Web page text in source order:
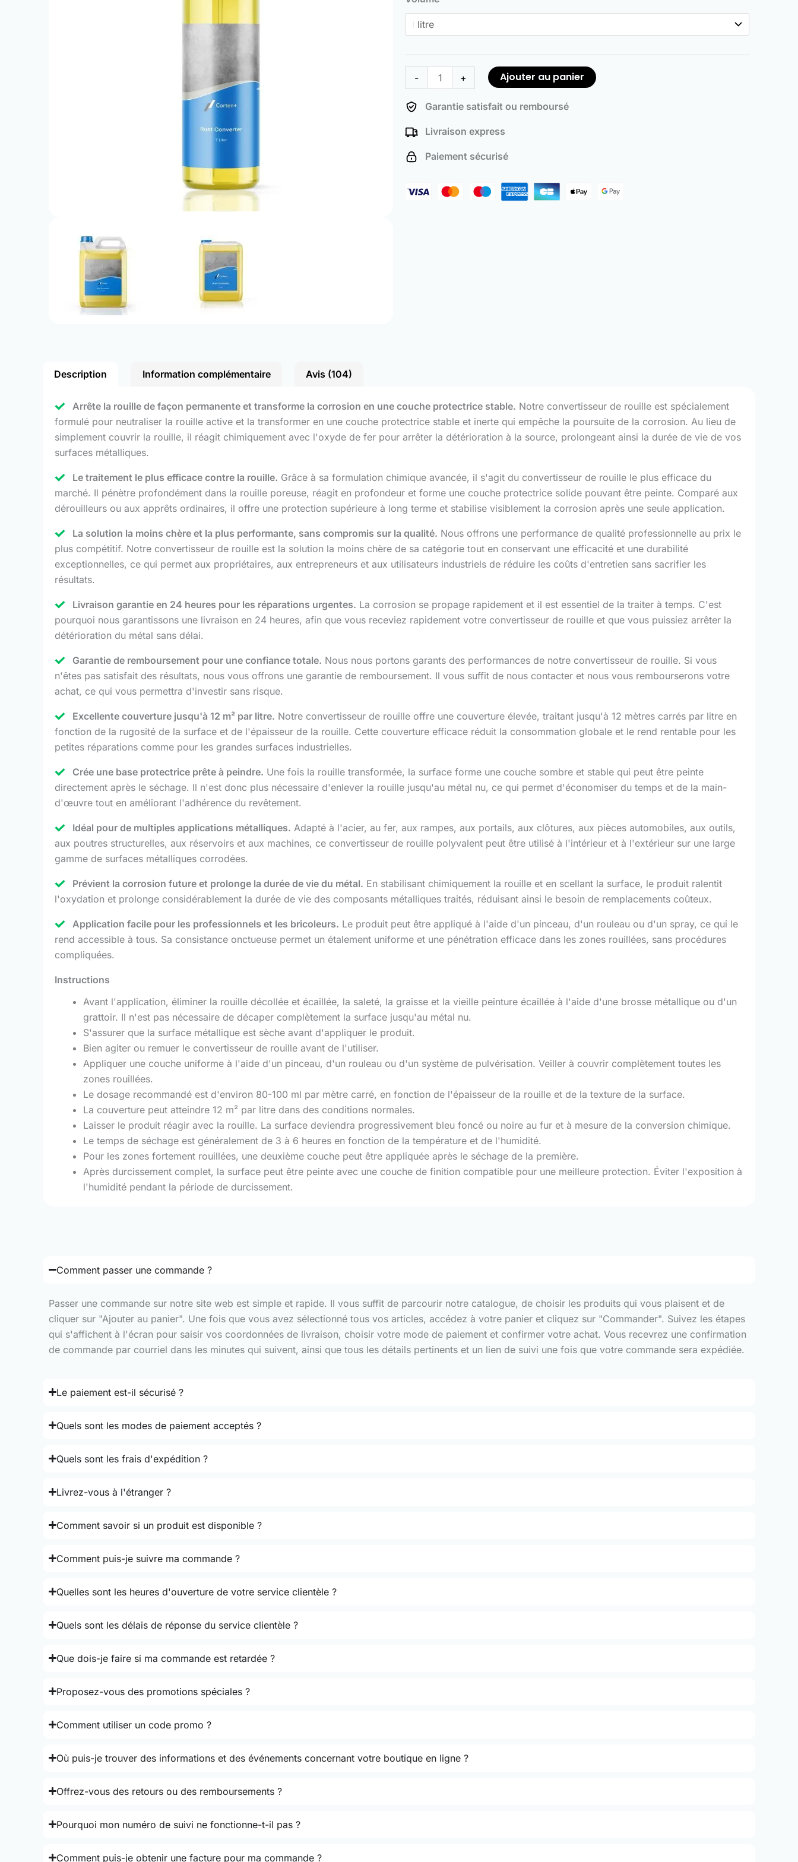
-
Converter
+ Ajouter au panier
Garantie satisfait ou remboursé
Livraison express
Paiement sécurisé
Description Information complémentaire Avis (104)
Arrête la rouille de façon permanente et transforme la corrosion en une couche protectrice stable. Notre convertisseur de rouille est spécialement
formulé pour neutraliser la rouille active et la transformer en une couche protectrice stable et inerte qui empêche la poursuite de la corrosion. Au lieu de
simplement couvrir la rouille, il réagit chimiquement avec l'oxyde de fer pour arrêter la détérioration à la source, prolongeant ainsi la durée de vie de vos
surfaces métalliques.
Le traitement le plus efficace contre la rouille. Grâce à sa formulation chimique avancée, il s'agit du convertisseur de rouille le plus efficace du
marché. Il pénètre profondément dans la rouille poreuse, réagit en profondeur et forme une couche protectrice solide pouvant être peinte. Comparé aux
dérouilleurs ou aux apprêts ordinaires, il offre une protection supérieure à long terme et stabilise visiblement la corrosion après une seule application.
La solution la moins chère et la plus performante, sans compromis sur la qualité. Nous offrons une performance de qualité professionnelle au prix le
plus compétitif. Notre convertisseur de rouille est la solution la moins chère de sa catégorie tout en conservant une efficacité et une durabilité
exceptionnelles, ce qui permet aux propriétaires, aux entrepreneurs et aux utilisateurs industriels de réduire les coûts d'entretien sans sacrifier les
résultats.
Livraison garantie en 24 heures pour les réparations urgentes. La corrosion se propage rapidement et il est essentiel de la traiter à temps. C'est
pourquoi nous garantissons une livraison en 24 heures, afin que vous receviez rapidement votre convertisseur de rouille et que vous puissiez arrêter la
détérioration du métal sans délai.
Garantie de remboursement pour une confiance totale. Nous nous portons garants des performances de notre convertisseur de rouille. Si vous
n'êtes pas satisfait des résultats, nous vous offrons une garantie de remboursement. Il vous suffit de nous contacter et nous vous rembourserons votre
achat, ce qui vous permettra d'investir sans risque.
Excellente couverture jusqu'à 12 m² par litre. Notre convertisseur de rouille offre une couverture élevée, traitant jusqu'à 12 mètres carrés par litre en
fonction de la rugosité de la surface et de l'épaisseur de la rouille. Cette couverture efficace réduit la consommation globale et le rend rentable pour les
petites réparations comme pour les grandes surfaces industrielles.
Crée une base protectrice prête à peindre. Une fois la rouille transformée, la surface forme une couche sombre et stable qui peut être peinte
directement après le séchage. Il n'est donc plus nécessaire d'enlever la rouille jusqu'au métal nu, ce qui permet d'économiser du temps et de la main-
d'œuvre tout en améliorant l'adhérence du revêtement.
Idéal pour de multiples applications métalliques. Adapté à l'acier, au fer, aux rampes, aux portails, aux clôtures, aux pièces automobiles, aux outils,
aux poutres structurelles, aux réservoirs et aux machines, ce convertisseur de rouille polyvalent peut être utilisé à l'intérieur et à l'extérieur sur une large
gamme de surfaces métalliques corrodées.
Prévient la corrosion future et prolonge la durée de vie du métal. En stabilisant chimiquement la rouille et en scellant la surface, le produit ralentit
l'oxydation et prolonge considérablement la durée de vie des composants métalliques traités, réduisant ainsi le besoin de remplacements coûteux.
Application facile pour les professionnels et les bricoleurs. Le produit peut être appliqué à l'aide d'un pinceau, d'un rouleau ou d'un spray, ce qui le
rend accessible à tous. Sa consistance onctueuse permet un étalement uniforme et une pénétration efficace dans les zones rouillées, sans procédures
compliquées.
Instructions
Avant l'application, éliminer la rouille décollée et écaillée, la saleté, la graisse et la vieille peinture écaillée à l'aide d'une brosse métallique ou d'un
grattoir. Il n'est pas nécessaire de décaper complètement la surface jusqu'au métal nu.
S'assurer que la surface métallique est sèche avant d'appliquer le produit.
Bien agiter ou remuer le convertisseur de rouille avant de l'utiliser.
Appliquer une couche uniforme à l'aide d'un pinceau, d'un rouleau ou d'un système de pulvérisation. Veiller à couvrir complètement toutes les
zones rouillées.
Le dosage recommandé est d'environ 80-100 ml par mètre carré, en fonction de l'épaisseur de la rouille et de la texture de la surface.
La couverture peut atteindre 12 m² par litre dans des conditions normales.
Laisser le produit réagir avec la rouille. La surface deviendra progressivement bleu foncé ou noire au fur et à mesure de la conversion chimique.
Le temps de séchage est généralement de 3 à 6 heures en fonction de la température et de l'humidité.
Pour les zones fortement rouillées, une deuxième couche peut être appliquée après le séchage de la première.
Après durcissement complet, la surface peut être peinte avec une couche de finition compatible pour une meilleure protection. Éviter l'exposition à
l'humidité pendant la période de durcissement.
Comment passer une commande ?
Passer une commande sur notre site web est simple et rapide. Il vous suffit de parcourir notre catalogue, de choisir les produits qui vous plaisent et de
cliquer sur "Ajouter au panier". Une fois que vous avez sélectionné tous vos articles, accédez à votre panier et cliquez sur "Commander". Suivez les étapes
qui s'affichent à l'écran pour saisir vos coordonnées de livraison, choisir votre mode de paiement et confirmer votre achat. Vous recevrez une confirmation
de commande par courriel dans les minutes qui suivent, ainsi que tous les détails pertinents et un lien de suivi une fois que votre commande sera expédiée.
Le paiement est-il sécurisé ?
Quels sont les modes de paiement acceptés ?
Quels sont les frais d'expédition ?
Livrez-vous à l'étranger ?
Comment savoir si un produit est disponible ?
Comment puis-je suivre ma commande ?
Quelles sont les heures d'ouverture de votre service clientèle ?
Quels sont les délais de réponse du service clientèle ?
Que dois-je faire si ma commande est retardée ?
Proposez-vous des promotions spéciales ?
Comment utiliser un code promo ?
Où puis-je trouver des informations et des événements concernant votre boutique en ligne ?
Offrez-vous des retours ou des remboursements ?
Pourquoi mon numéro de suivi ne fonctionne-t-il pas ?
Comment puis-je obtenir une facture pour ma commande ?